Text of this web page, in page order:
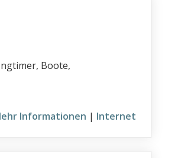
Boote,
Informationen | Internet